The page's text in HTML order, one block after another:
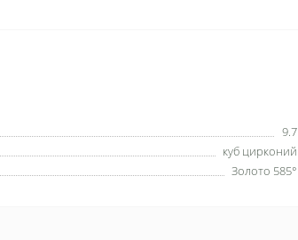
9.7
куб цирконий
Золото 585°